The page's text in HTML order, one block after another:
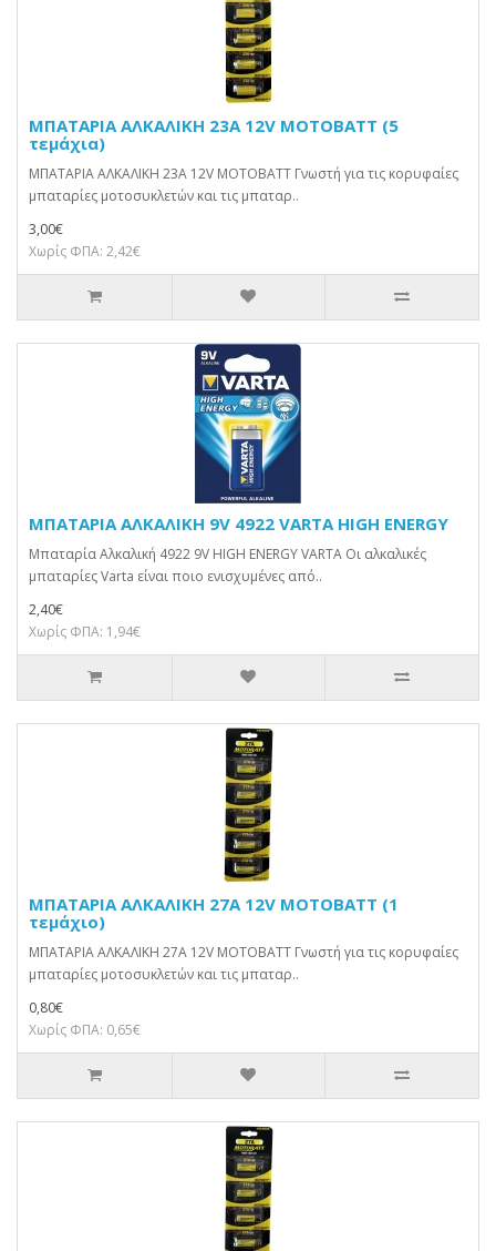
ΜΠΑΤΑΡΙΑ ΑΛΚΑΛΙΚΗ 23A 12V MOTOBATT (5
τεμάχια)
ΜΠΑΤΑΡΙΑ ΑΛΚΑΛΙΚΗ 23A 12V MOTOBATT Γνωστή για τις κορυφαίες
μπαταρίες μοτοσυκλετών και τις μπαταρ..
3,00€
Χωρίς ΦΠΑ: 2,42€
ΜΠΑΤΑΡΙΑ ΑΛΚΑΛΙΚΗ 9V 4922 VARTA HIGH ENERGY
Μπαταρία Αλκαλική 4922 9V HIGH ENERGY VARTA Οι αλκαλικές
μπαταρίες Varta είναι ποιο ενισχυμένες από..
2,40€
Χωρίς ΦΠΑ: 1,94€
ΜΠΑΤΑΡΙΑ ΑΛΚΑΛΙΚΗ 27A 12V MOTOBATT (1
τεμάχιο)
ΜΠΑΤΑΡΙΑ ΑΛΚΑΛΙΚΗ 27A 12V MOTOBATT Γνωστή για τις κορυφαίες
μπαταρίες μοτοσυκλετών και τις μπαταρ..
0,80€
Χωρίς ΦΠΑ: 0,65€